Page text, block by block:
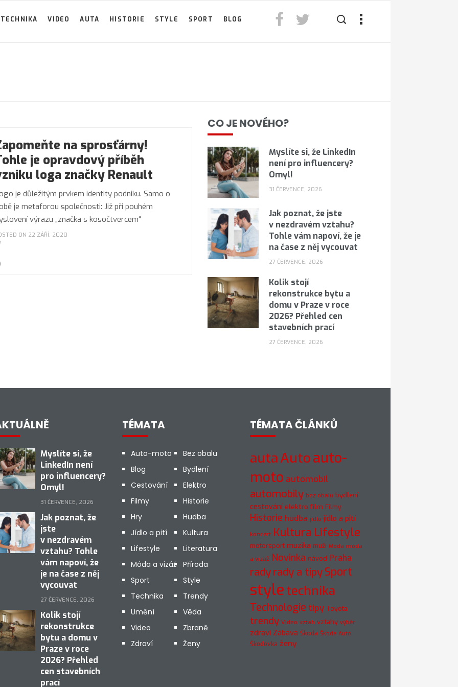
TECHNIKA VIDEO AUTA HISTORIE STYLE SPORT BLOG
na sprosťárny!
je opravdový příběh
loga značky Renault
je důležitým prvkem identity podniku. Samo o
je metaforou společnosti: Již při pouhém
výrazu „značka s kosočtvercem“
ON 22 ZÁŘÍ, 2020
CO JE NOVÉHO?
Myslíte si, že LinkedIn
není pro influencery?
Omyl!
31 ČERVENCE, 2026
Jak poznat, že jste
v nezdravém vztahu?
Tohle vám napoví, že je
na čase z něj vycouvat
27 ČERVENCE, 2026
Kolik stojí
rekonstrukce bytu a
domu v Praze v roce
2026? Přehled cen
stavebních prací
27 ČERVENCE, 2026
Myslíte si, že
LinkedIn není
pro influencery?
Omyl!
31 ČERVENCE, 2026
Jak poznat, že
jste
v nezdravém
vztahu? Tohle
vám napoví, že
je na čase z něj
vycouvat
27 ČERVENCE, 2026
Kolik stojí
rekonstrukce
bytu a domu v
Praze v roce
2026? Přehled
cen stavebních
prací
TÉMATA
Auto-moto
Bez obalu
Blog
Bydlení
Cestování
Elektro
Filmy
Historie
Hry
Hudba
Jídlo a pití
Kultura
Lifestyle
Literatura
Móda a vizáž
Příroda
Sport
Style
Technika
Trendy
Umění
Věda
Video
Zbraně
Zdraví
Ženy
TÉMATA ČLÁNKŮ
autaAutoauto-
moto automobil
automobily bez obalu bydlení
cestování elektro film Filmy
Historie hudba jídlo jídlo a pití
koncert Kultura Lifestyle
motorsport muzika muži Móda móda
a vizáž Novinka návod Praha
radyrady a tipySport
styletechnika
Technologie tipy Toyota
trendy Video vztah vztahy výběr
zdraví Zábava Škoda Škoda Auto
Škodovka ženy